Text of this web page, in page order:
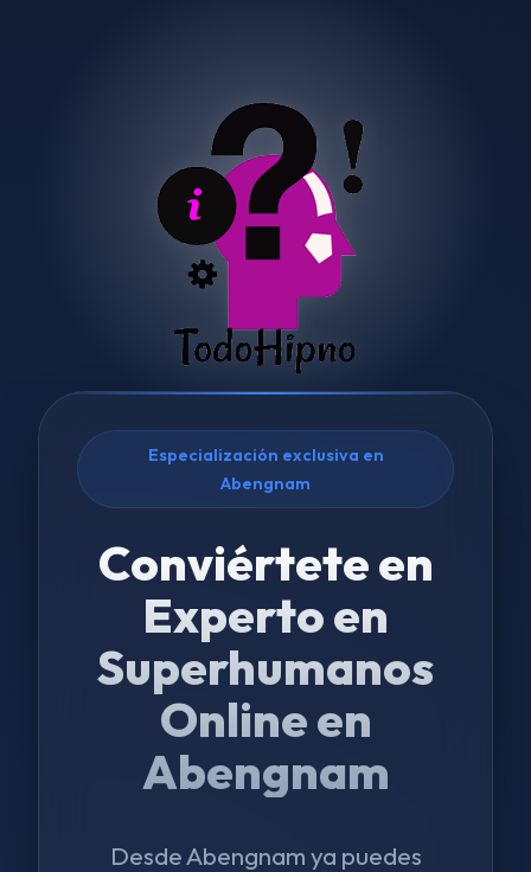
Especialización exclusiva en
Abengnam
Conviértete en
Experto en
Superhumanos
Online en
Abengnam
Desde Abengnam ya puedes